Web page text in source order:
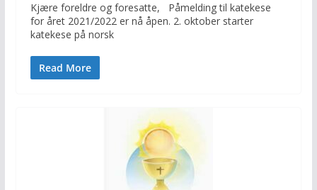
Kjære foreldre og foresatte, Påmelding til katekese
for året 2021/2022 er nå åpen. 2. oktober starter
katekese på norsk
Read More